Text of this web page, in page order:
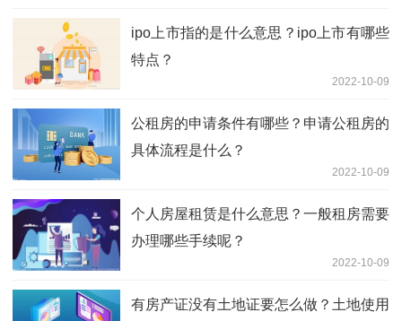
ipo上市指的是什么意思？ipo上市有哪些
特点？
2022-10-09
公租房的申请条件有哪些？申请公租房的
具体流程是什么？
2022-10-09
个人房屋租赁是什么意思？一般租房需要
办理哪些手续呢？
2022-10-09
有房产证没有土地证要怎么做？土地使用